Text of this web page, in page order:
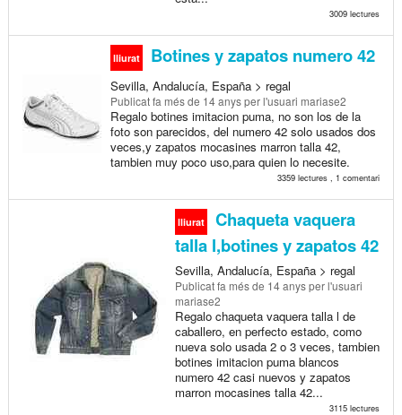
3009 lectures
lliurat Botines y zapatos numero 42
Sevilla, Andalucía, España > regal
Publicatfa més de 14 anysper l'usuari mariase2
Regalo botines imitacion puma, no son los de la
foto son parecidos, del numero 42 solo usados dos
veces,y zapatos mocasines marron talla 42,
tambien muy poco uso,para quien lo necesite.
3359 lectures , 1 comentari
lliurat
Chaqueta vaquera
talla l,botines y zapatos 42
Sevilla, Andalucía, España > regal
Publicatfa més de 14 anysper l'usuari
mariase2
Regalo chaqueta vaquera talla l de
caballero, en perfecto estado, como
nueva solo usada 2 o 3 veces, tambien
botines imitacion puma blancos
numero 42 casi nuevos y zapatos
marron mocasines talla 42...
3115 lectures